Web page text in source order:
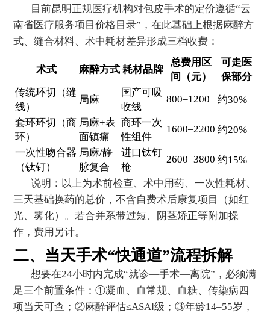
目前昆明正规医疗机构对包皮手术的定价遵循“云
南省医疗服务项目价格目录”，在此基础上根据麻醉方
式、缝合材料、术中耗材差异形成三档收费：
术式 麻醉方式 耗材品牌
总费用区
间（元）
可走医
保部分
传统环切（缝
线）
局麻
国产可吸
收线
800–1200
约30%
套环环切（商
环）
局麻+表
面镇痛
商环一次
性组件
1600–2200 约20%
一次性吻合器
（钛钉）
局麻/静
脉复合
进口钛钉
枪
2600–3800 约15%
说明：以上为术前检查、术中用药、一次性耗材、
三天基础换药的总价，不含自费术后康复项目（如红
光、雾化）。若合并系带过短、阴茎矫正等附加操
作，费用另计。
二、当天手术“快通道”流程拆解
想要在24小时内完成“就诊—手术—离院”，必须满
足三个前置条件：①凝血、血常规、血糖、传染病四
项当天可查；②麻醉评估≤ASAⅠ级；③年龄14–55岁，